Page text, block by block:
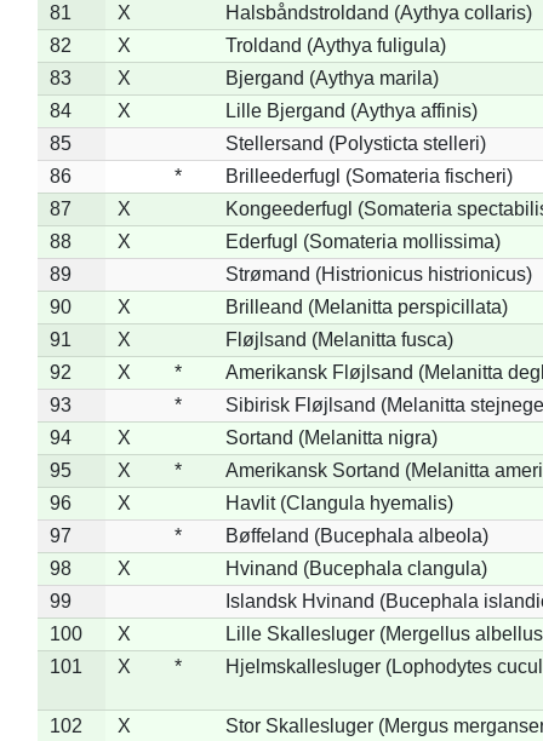
81
X
Halsbåndstroldand (Aythya collaris)
82
X
Troldand (Aythya fuligula)
83
X
Bjergand (Aythya marila)
84
X
Lille Bjergand (Aythya affinis)
85
Stellersand (Polysticta stelleri)
86
*
Brilleederfugl (Somateria fischeri)
87
X
Kongeederfugl (Somateria
88
X
Ederfugl (Somateria mollissima)
89
Strømand (Histrionicus histrionicus)
90
X
Brilleand (Melanitta perspicillata)
91
X
Fløjlsand (Melanitta fusca)
92
X *
Amerikansk Fløjlsand (Melanitta
93
*
Sibirisk Fløjlsand (Melanitta
94
X
Sortand (Melanitta nigra)
95
X *
Amerikansk Sortand (Melanitta
96
X
Havlit (Clangula hyemalis)
97
*
Bøffeland (Bucephala albeola)
98
X
Hvinand (Bucephala clangula)
99
Islandsk Hvinand (Bucephala
100
X
Lille Skallesluger (Mergellus
101
X * Hjelmskallesluger (Lophodytes
102 X Stor Skallesluger (Mergus